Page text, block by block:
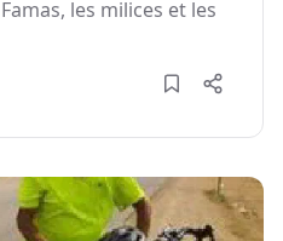
les milices et les